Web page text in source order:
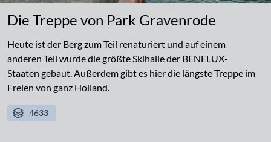
Die Treppe von Park Gravenrode
Heute ist der Berg zum Teil renaturiert und auf einem
anderen Teil wurde die größte Skihalle der BENELUX-
Staaten gebaut. Außerdem gibt es hier die längste Treppe im
Freien von ganz Holland.
4633